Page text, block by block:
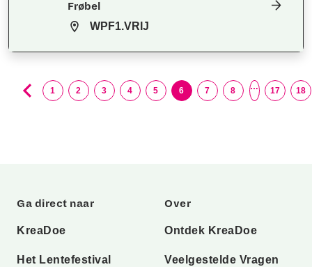
Frøbel
WPF1.VRIJ
1 2 3 4 5 6 7 8 … 17 18
Ga direct naar
KreaDoe
Het Lentefestival
Over
Ontdek KreaDoe
Veelgestelde Vragen